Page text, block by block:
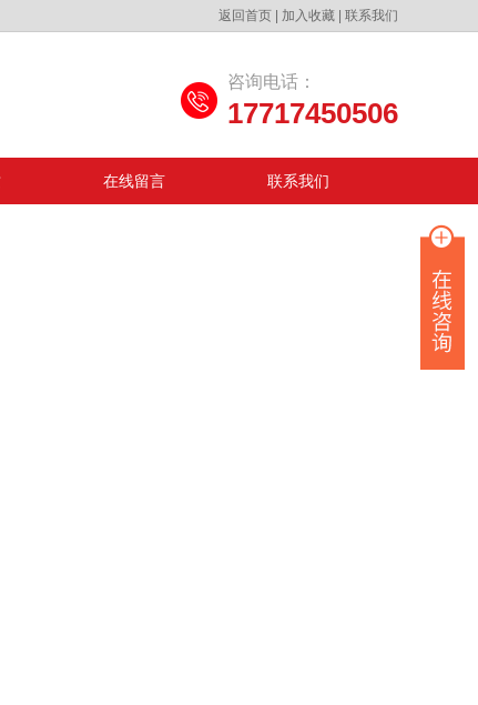
返回首页 加入收藏 联系我们
咨询电话：
17717450506
在线留言 联系我们